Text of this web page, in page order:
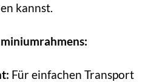
kannst.
Für einfachen Transport